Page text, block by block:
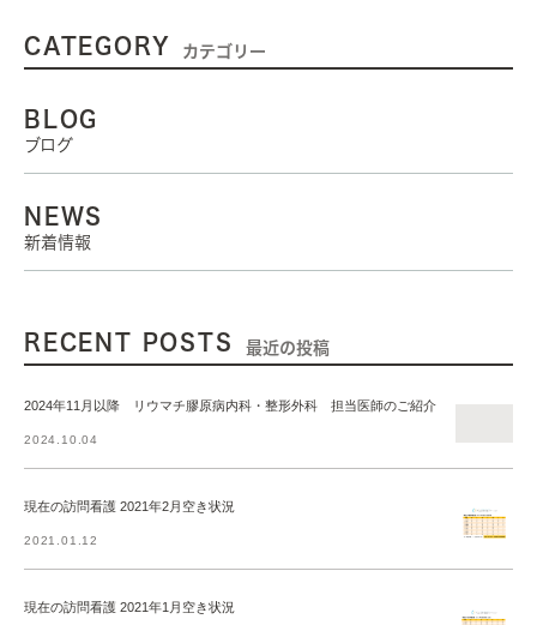
CATEGORY カテゴリー
BLOG
ブログ
NEWS
新着情報
RECENT POSTS 最近の投稿
2024年11月以降 リウマチ膠原病内科・整形外科 担当医師のご紹介
2024.10.04
現在の訪問看護 2021年2月空き状況
2021.01.12
現在の訪問看護 2021年1月空き状況